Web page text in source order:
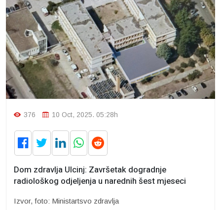
376 10 Oct, 2025. 05:28h
Dom zdravlja Ulcinj: Završetak dogradnje
radiološkog odjeljenja u narednih šest mjeseci
Izvor, foto: Ministartsvo zdravlja